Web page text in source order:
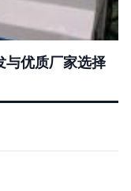
与优质厂家选择